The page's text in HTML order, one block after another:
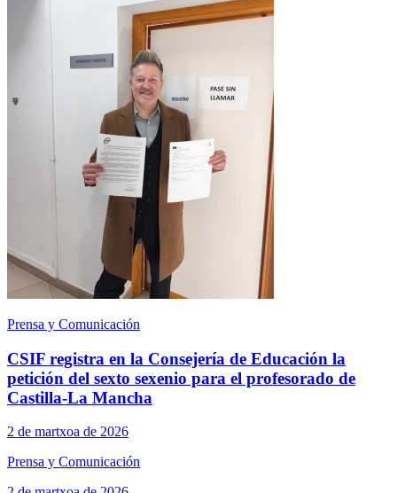
Prensa y Comunicación
CSIF registra en la Consejería de Educación la
petición del sexto sexenio para el profesorado de
Castilla-La Mancha
2 de martxoa de 2026
Prensa y Comunicación